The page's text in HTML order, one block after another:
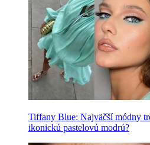
Tiffany Blue: Najväčší módny
ikonickú pastelovú modrú?